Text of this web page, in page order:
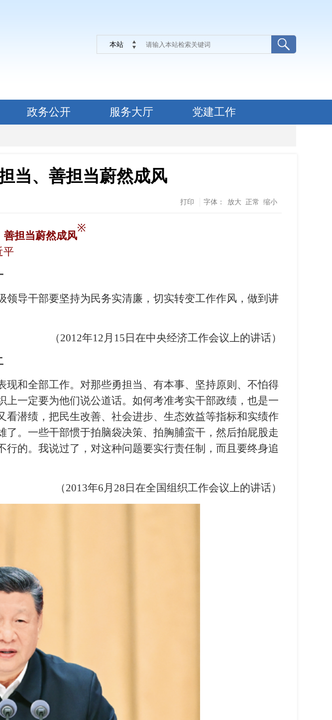
本站
政务公开 服务大厅
党建工作
当、善担当蔚然成风
打印 字体： 放大 正常 缩小
善担当蔚然成风
※
平
导干部要坚持为民务实清廉，切实转变工作作风，做到讲
（2012年12月15日在中央经济工作会议上的讲话）
和全部工作。对那些勇担当、有本事、坚持原则、不怕得
一定要为他们说公道话。如何考准考实干部政绩，也是一
潜绩，把民生改善、社会进步、生态效益等指标和实绩作
。一些干部惯于拍脑袋决策、拍胸脯蛮干，然后拍屁股走
的。我说过了，对这种问题要实行责任制，而且要终身追
（2013年6月28日在全国组织工作会议上的讲话）